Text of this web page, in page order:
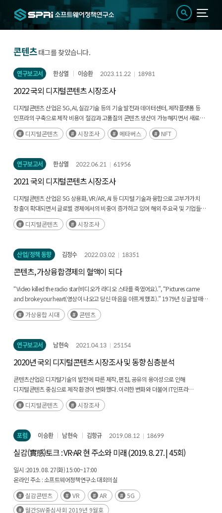
콘텐츠태그를 찾았습니다.
연구보고서 한상열 이승환 2023.11.22 18981
2022 국외 디지털콘텐츠 시장조사
디지털콘텐츠 산업은 5G, AI, 실감기술 등의 기술 발전과 데이터센터, 제작플랫폼 등
인프라의 구축으로 제작 비용이 절감과 고품질의 콘텐츠 생산이 가능해지면서 새로운
고부가가치 산업으로 각광 받고 있다.(후략)
디지털콘텐츠 시장조사 메타버스 NFT
연구보고서 한상열 2022.06.21 61956
2021 국외 디지털콘텐츠 시장조사
디지털콘텐츠 산업은 5G 상용화, VR/AR, AI 등 디지털 기술과 융합으로 고부가가치
창출이 확대되면서 글로벌 경제에서의 비중이 증가하고 있어 해외 주요국 및 기업들은
관련 분야의 R&D 투자를 강화하고 있다. (후략)
디지털콘텐츠 시장조사
산업/정책 동향 김정수 2022.03.02 18351
콘텐츠, 가상융합경제의 혈액이 되다
“Video killed the radio star(비디오가 라디오 스타를 죽였어요).”, “Pictures came
and broke your heart(영상이 나오고 당신 마음을 아프게 했죠).” 1979년 싱글 발매된
Buggles의 “Video killed the Radio star”라는 노래가사 중 일부이다. 그동안의 주력
미디어였던 라디오가 비디오로 급격히 바뀌어 가는 과정에서 라디오 기반 스타들이
전파를 탄 뮤직비디오이기도 하다.(후략)
가상융합 시대 콘텐츠
연구보고서 남현숙 2021.04.13 25154
2020년 국외 디지털콘텐츠 시장조사 및 동향 심층분석
콘텐츠산업은 디지털기술의 발전에 따른 제작, 편집, 공유의 용이성으로 인해
디지털콘텐츠 중심으로 제작 환경이 변화했다. 이러한 변화와 더불어 IT인프라
개선으로 인한 콘텐츠에 대한 접근성이 향상되었으며 PC에서 스마트폰까지(후략)
디지털콘텐츠 시장조사
포럼 이승환 남현숙 김항규 2019.08.12 18699
실감(實感)토크 : VR·AR 현 주소와 미래 (2019. 8. 27. | 45회)
일시 :2019. 08. 27(화) 15:00~17:00
온라인 주소 :소프트웨어정책연구소 대회의실
실감콘텐츠
VR AR
5G
월간SW중심사회 2019년 9월호